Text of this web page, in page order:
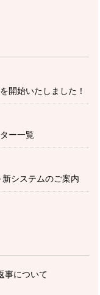
開始いたしました！
ー一覧
システムのご案内
事について